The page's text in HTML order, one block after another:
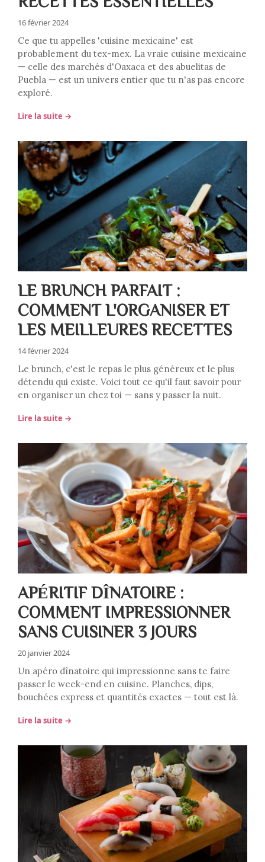
16 février 2024
Ce que tu appelles 'cuisine mexicaine' est
probablement du tex-mex. La vraie cuisine mexicaine
— celle des marchés d'Oaxaca et des abuelitas de
Puebla — est un univers entier que tu n'as pas encore
exploré.
Lire la suite →
LE BRUNCH PARFAIT :
COMMENT L'ORGANISER ET
LES MEILLEURES RECETTES
14 février 2024
Le brunch, c'est le repas le plus généreux et le plus
détendu qui existe. Voici tout ce qu'il faut savoir pour
en organiser un chez toi — sans y passer la nuit.
Lire la suite →
APÉRITIF DÎNATOIRE :
COMMENT IMPRESSIONNER
SANS CUISINER 3 JOURS
20 janvier 2024
Un apéro dînatoire qui impressionne sans te faire
passer le week-end en cuisine. Planches, dips,
bouchées express et quantités exactes — tout est là.
Lire la suite →